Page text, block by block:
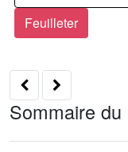
Feuilleter
Sommaire du